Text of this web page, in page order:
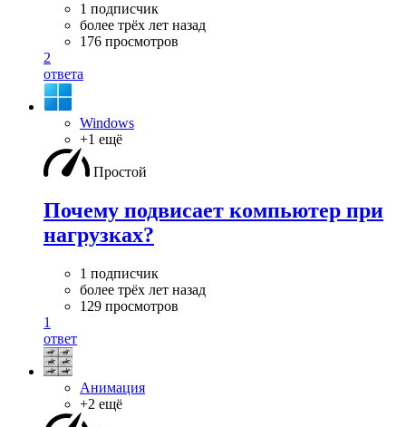
1 подписчик
более трёх лет назад
176 просмотров
2
ответа
Windows
+1 ещё
Простой
Почему подвисает компьютер при
нагрузках?
1 подписчик
более трёх лет назад
129 просмотров
1
ответ
Анимация
+2 ещё